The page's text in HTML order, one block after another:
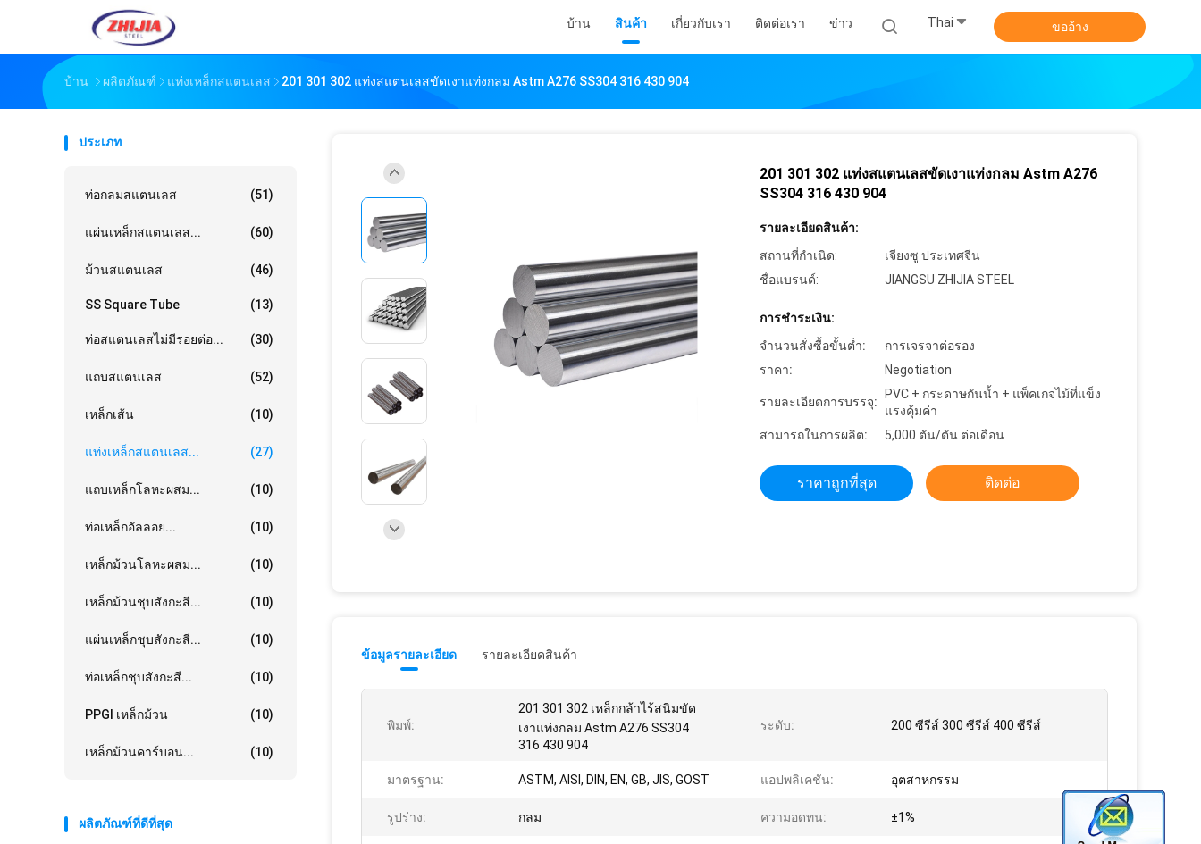
บ้าน สินค้า เกี่ยวกับเรา ติดต่อเรา ข่าว Thai ขออ้าง
บ้าน ผลิตภัณฑ์ แท่งเหล็กสแตนเลส 201 301 302 แท่งสแตนเลสขัดเงาแท่งกลม Astm A276 SS304 316 430 904
ประเภท
ท่อกลมสแตนเลส (51)
แผ่นเหล็กสแตนเลส... (60)
ม้วนสแตนเลส (46)
SS Square Tube (13)
ท่อสแตนเลสไม่มีรอยต่อ... (30)
แถบสแตนเลส (52)
เหล็กเส้น (10)
แท่งเหล็กสแตนเลส... (27)
แถบเหล็กโลหะผสม... (10)
ท่อเหล็กอัลลอย... (10)
เหล็กม้วนโลหะผสม... (10)
เหล็กม้วนชุบสังกะสี... (10)
แผ่นเหล็กชุบสังกะสี... (10)
ท่อเหล็กชุบสังกะสี... (10)
PPGI เหล็กม้วน (10)
เหล็กม้วนคาร์บอน... (10)
ผลิตภัณฑ์ที่ดีที่สุด
201 301 302 แท่งสแตนเลสขัดเงาแท่งกลม Astm A276
SS304 316 430 904
รายละเอียดสินค้า:
สถานที่กำเนิด:
เจียงซู ประเทศจีน
ชื่อแบรนด์:
JIANGSU ZHIJIA STEEL
การชำระเงิน:
จำนวนสั่งซื้อขั้นต่ำ:
การเจรจาต่อรอง
ราคา:
Negotiation
รายละเอียดการบรรจุ:
PVC + กระดาษกันน้ำ + แพ็คเกจไม้ที่แข็ง
แรงคุ้มค่า
สามารถในการผลิต:
5,000 ตัน/ตัน ต่อเดือน
ราคาถูกที่สุด ติดต่อ
ข้อมูลรายละเอียด รายละเอียดสินค้า
พิมพ์:
201 301 302 เหล็กกล้าไร้สนิมขัด
เงาแท่งกลม Astm A276 SS304
316 430 904
ระดับ: 200 ซีรีส์ 300 ซีรีส์ 400 ซีรีส์
มาตรฐาน: ASTM, AISI, DIN, EN, GB, JIS, GOST แอปพลิเคชัน: อุตสาหกรรม
รูปร่าง: กลม ความอดทน: ±1%